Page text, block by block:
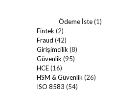
Ödeme İste(1)
Fintek (2)
Fraud (42)
Girişimcilik (8)
Güvenlik (95)
HCE(16)
HSM & Güvenlik (26)
ISO 8583 (54)